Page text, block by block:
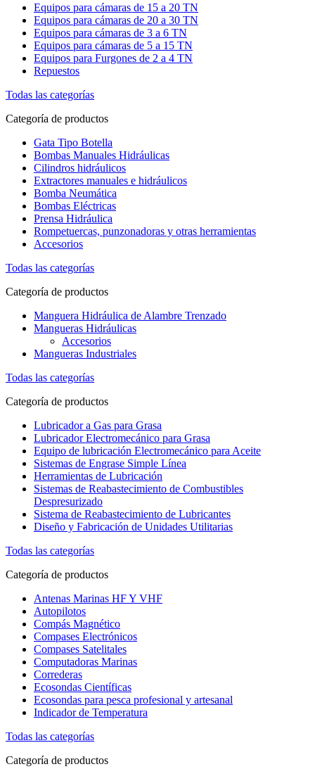
Equipos para cámaras de 15 a 20 TN
Equipos para cámaras de 20 a 30 TN
Equipos para cámaras de 3 a 6 TN
Equipos para cámaras de 5 a 15 TN
Equipos para Furgones de 2 a 4 TN
Repuestos
Todas las categorías
Categoría de productos
Gata Tipo Botella
Bombas Manuales Hidráulicas
Cilindros hidráulicos
Extractores manuales e hidráulicos
Bomba Neumática
Bombas Eléctricas
Prensa Hidráulica
Rompetuercas, punzonadoras y otras herramientas
Accesorios
Todas las categorías
Categoría de productos
Manguera Hidráulica de Alambre Trenzado
Mangueras Hidráulicas
Accesorios
Mangueras Industriales
Todas las categorías
Categoría de productos
Lubricador a Gas para Grasa
Lubricador Electromecánico para Grasa
Equipo de lubricación Electromecánico para Aceite
Sistemas de Engrase Simple Línea
Herramientas de Lubricación
Sistemas de Reabastecimiento de Combustibles
Despresurizado
Sistema de Reabastecimiento de Lubricantes
Diseño y Fabricación de Unidades Utilitarias
Todas las categorías
Categoría de productos
Antenas Marinas HF Y VHF
Autopilotos
Compás Magnético
Compases Electrónicos
Compases Satelitales
Computadoras Marinas
Correderas
Ecosondas Científicas
Ecosondas para pesca profesional y artesanal
Indicador de Temperatura
Todas las categorías
Categoría de productos